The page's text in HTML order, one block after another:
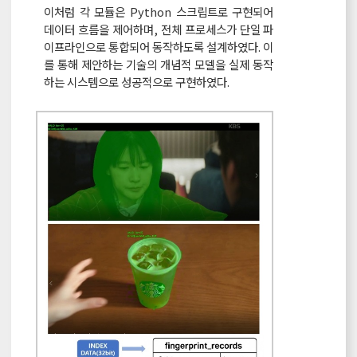
이처럼 각 모듈은 Python 스크립트로 구현되어
데이터 흐름을 제어하며, 전체 프로세스가 단일 파
이프라인으로 통합되어 동작하도록 설계하였다. 이
를 통해 제안하는 기술의 개념적 모델을 실제 동작
하는 시스템으로 성공적으로 구현하였다.